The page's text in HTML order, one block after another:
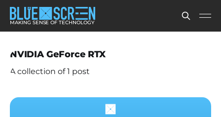
MAKING SENSE OF TECHNOLOGY
NVIDIA GeForce RTX
A collection of 1 post